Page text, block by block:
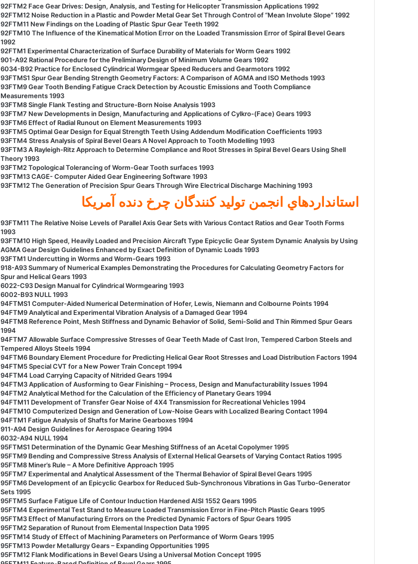
92FTM2 Face Gear Drives: Design, Analysis, and Testing for Helicopter Transmission Applications 1992
92FTM12 Noise Reduction in a Plastic and Powder Metal Gear Set Through Control of “Mean Involute Slope” 1992
92FTM11 New Findings on the Loading of Plastic Spur Gear Teeth 1992
92FTM10 The Influence of the Kinematical Motion Error on the Loaded Transmission Error of Spiral Bevel Gears
1992
92FTM1 Experimental Characterization of Surface Durability of Materials for Worm Gears 1992
901-A92 Rational Procedure for the Preliminary Design of Minimum Volume Gears 1992
6034-B92 Practice for Enclosed Cylindrical Wormgear Speed Reducers and Gearmotors 1992
93FTMS1 Spur Gear Bending Strength Geometry Factors: A Comparison of AGMA and ISO Methods 1993
93FTM9 Gear Tooth Bending Fatigue Crack Detection by Acoustic Emissions and Tooth Compliance
Measurements 1993
93FTM8 Single Flank Testing and Structure-Born Noise Analysis 1993
93FTM7 New Developments in Design, Manufacturing and Applications of Cylkro-(Face) Gears 1993
93FTM6 Effect of Radial Runout on Element Measurements 1993
93FTM5 Optimal Gear Design for Equal Strength Teeth Using Addendum Modification Coefficients 1993
93FTM4 Stress Analysis of Spiral Bevel Gears A Novel Approach to Tooth Modelling 1993
93FTM3 A Rayleigh-Ritz Approach to Determine Compliance and Root Stresses in Spiral Bevel Gears Using Shell
Theory 1993
93FTM2 Topological Tolerancing of Worm-Gear Tooth surfaces 1993
93FTM13 CAGE- Computer Aided Gear Engineering Software 1993
93FTM12 The Generation of Precision Spur Gears Through Wire Electrical Discharge Machining 1993
استانداردهاي انجمن توليد کنندگان چرخ دنده آمريکا
93FTM11 The Relative Noise Levels of Parallel Axis Gear Sets with Various Contact Ratios and Gear Tooth Forms
1993
93FTM10 High Speed, Heavily Loaded and Precision Aircraft Type Epicyclic Gear System Dynamic Analysis by Using
AGMA Gear Design Guidelines Enhanced by Exact Definition of Dynamic Loads 1993
93FTM1 Undercutting in Worms and Worm-Gears 1993
918-A93 Summary of Numerical Examples Demonstrating the Procedures for Calculating Geometry Factors for
Spur and Helical Gears 1993
6022-C93 Design Manual for Cylindrical Wormgearing 1993
6002-B93 NULL 1993
94FTMS1 Computer-Aided Numerical Determination of Hofer, Lewis, Niemann and Colbourne Points 1994
94FTM9 Analytical and Experimental Vibration Analysis of a Damaged Gear 1994
94FTM8 Reference Point, Mesh Stiffness and Dynamic Behavior of Solid, Semi-Solid and Thin Rimmed Spur Gears
1994
94FTM7 Allowable Surface Compressive Stresses of Gear Teeth Made of Cast Iron, Tempered Carbon Steels and
Tempered Alloys Steels 1994
94FTM6 Boundary Element Procedure for Predicting Helical Gear Root Stresses and Load Distribution Factors 1994
94FTM5 Special CVT for a New Power Train Concept 1994
94FTM4 Load Carrying Capacity of Nitrided Gears 1994
94FTM3 Application of Ausforming to Gear Finishing – Process, Design and Manufacturability Issues 1994
94FTM2 Analytical Method for the Calculation of the Efficiency of Planetary Gears 1994
94FTM11 Development of Transfer Gear Noise of 4X4 Transmission for Recreational Vehicles 1994
94FTM10 Computerized Design and Generation of Low-Noise Gears with Localized Bearing Contact 1994
94FTM1 Fatigue Analysis of Shafts for Marine Gearboxes 1994
911-A94 Design Guidelines for Aerospace Gearing 1994
6032-A94 NULL 1994
95FTMS1 Determination of the Dynamic Gear Meshing Stiffness of an Acetal Copolymer 1995
95FTM9 Bending and Compressive Stress Analysis of External Helical Gearsets of Varying Contact Ratios 1995
95FTM8 Miner’s Rule – A More Definitive Approach 1995
95FTM7 Experimental and Analytical Assessment of the Thermal Behavior of Spiral Bevel Gears 1995
95FTM6 Development of an Epicyclic Gearbox for Reduced Sub-Synchronous Vibrations in Gas Turbo-Generator
Sets 1995
95FTM5 Surface Fatigue Life of Contour Induction Hardened AISI 1552 Gears 1995
95FTM4 Experimental Test Stand to Measure Loaded Transmission Error in Fine-Pitch Plastic Gears 1995
95FTM3 Effect of Manufacturing Errors on the Predicted Dynamic Factors of Spur Gears 1995
95FTM2 Separation of Runout from Elemental Inspection Data 1995
95FTM14 Study of Effect of Machining Parameters on Performance of Worm Gears 1995
95FTM13 Powder Metallurgy Gears – Expanding Opportunities 1995
95FTM12 Flank Modifications in Bevel Gears Using a Universal Motion Concept 1995